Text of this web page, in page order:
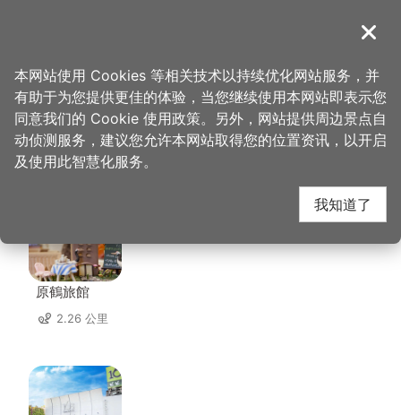
導覽
首页 > 想去的地方 > 住宿 > 嘉仕特饭店
嘉仕特饭店 周边住宿
原鶴旅館
2.26 公里
关闭
本网站使用 Cookies 等相关技术以持续优化网站服务，并
有助于为您提供更佳的体验，当您继续使用本网站即表示您
同意我们的 Cookie 使用政策。另外，网站提供周边景点自
动侦测服务，建议您允许本网站取得您的位置资讯，以开启
及使用此智慧化服务。
我知道了